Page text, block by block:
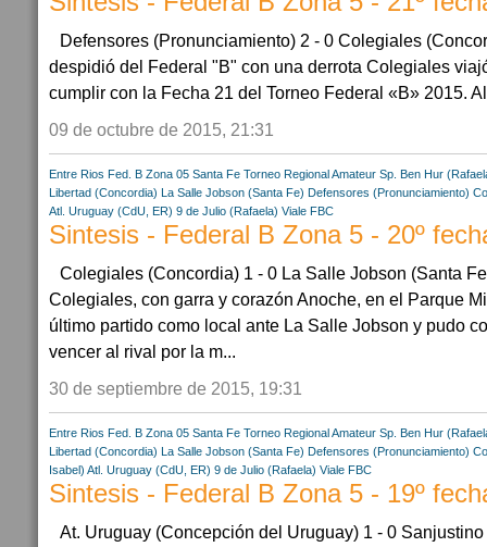
Defensores (Pronunciamiento) 2 - 0 Colegiales
despidió del Federal "B" con una derrota Colegiales
cumplir con la Fecha 21 del Torneo Federal «B» 2015.
09 de octubre de 2015, 21:31
Entre Rios Fed. B Zona 05 Santa Fe Torneo Regional Amateur Sp. Ben Hur
Libertad (Concordia) La Salle Jobson (Santa Fe) Defensores (Pronunciamiento)
Atl. Uruguay (CdU, ER) 9 de Julio (Rafaela) Viale FBC
Sintesis - Federal B Zona 5 - 20º
Colegiales (Concordia) 1 - 0 La Salle Jobson (Santa
Colegiales, con garra y corazón Anoche, en el Parque
último partido como local ante La Salle Jobson y pudo
vencer al rival por la m...
30 de septiembre de 2015, 19:31
Entre Rios Fed. B Zona 05 Santa Fe Torneo Regional Amateur Sp. Ben Hur
Libertad (Concordia) La Salle Jobson (Santa Fe) Defensores (Pronunciamiento)
Isabel) Atl. Uruguay (CdU, ER) 9 de Julio (Rafaela) Viale FBC
Sintesis - Federal B Zona 5 - 19º
At. Uruguay (Concepción del Uruguay) 1 - 0